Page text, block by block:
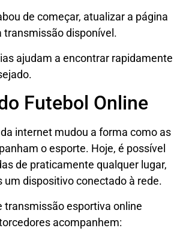
de começar, atualizar a página
transmissão disponível.
ajudam a encontrar rapidamente
Futebol Online
internet mudou a forma como as
o esporte. Hoje, é possível
de praticamente qualquer lugar,
um dispositivo conectado à rede.
transmissão esportiva online
acompanhem: